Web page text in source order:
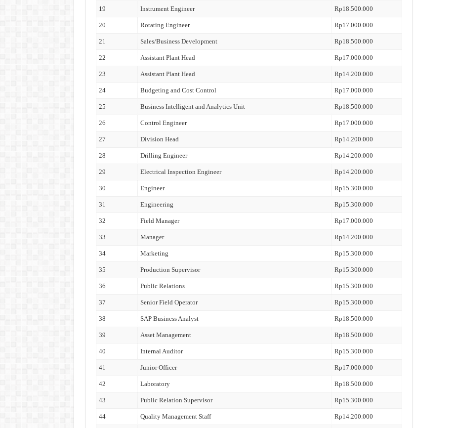
19 Instrument Engineer Rp18.500.000
20 Rotating Engineer Rp17.000.000
21 Sales/Business Development Rp18.500.000
22 Assistant Plant Head Rp17.000.000
23 Assistant Plant Head Rp14.200.000
24 Budgeting and Cost Control Rp17.000.000
25 Business Intelligent and Analytics Unit Rp18.500.000
26 Control Engineer Rp17.000.000
27 Division Head Rp14.200.000
28 Drilling Engineer Rp14.200.000
29 Electrical Inspection Engineer Rp14.200.000
30 Engineer Rp15.300.000
31 Engineering Rp15.300.000
32 Field Manager Rp17.000.000
33 Manager Rp14.200.000
34 Marketing Rp15.300.000
35 Production Supervisor Rp15.300.000
36 Public Relations Rp15.300.000
37 Senior Field Operator Rp15.300.000
38 SAP Business Analyst Rp18.500.000
39 Asset Management Rp18.500.000
40 Internal Auditor Rp15.300.000
41 Junior Officer Rp17.000.000
42 Laboratory Rp18.500.000
43 Public Relation Supervisor Rp15.300.000
44 Quality Management Staff Rp14.200.000